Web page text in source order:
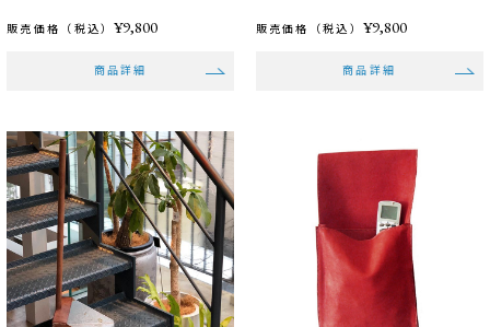
販売価格（税込）¥9,800
商品詳細
販売価格（税込） ¥9,800
商品詳細